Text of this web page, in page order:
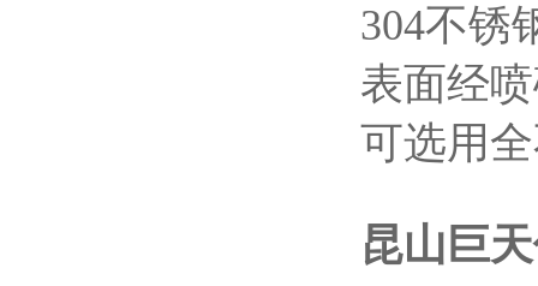
304不锈
表面经
可选用
昆山巨